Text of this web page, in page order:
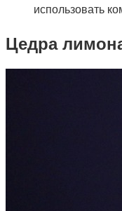
использовать
Цедра